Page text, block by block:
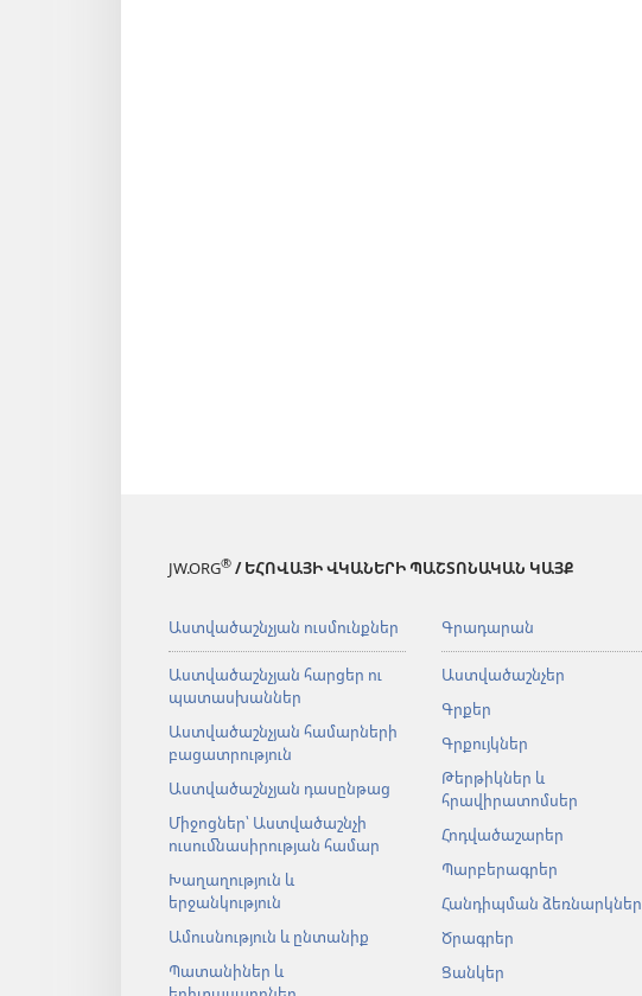
JW.ORG® / ԵՀՈՎԱՅԻ ՎԿԱՆԵՐԻ ՊԱՇՏՈՆԱԿԱՆ ԿԱՅՔ
Աստվածաշնչյան ուսմունքներ
Աստվածաշնչյան հարցեր ու
պատասխաններ
Աստվածաշնչյան համարների
բացատրություն
Աստվածաշնչյան դասընթաց
Միջոցներ՝ Աստվածաշնչի
ուսումնասիրության համար
Խաղաղություն և
երջանկություն
Ամուսնություն և ընտանիք
Պատանիներ և
Գրադարան
Աստվածաշնչեր
Գրքեր
Գրքույկներ
Թերթիկներ և
հրավիրատոմսեր
Հոդվածաշարեր
Պարբերագրեր
Հանդիպման ձեռնարկներ
Ծրագրեր
Ցանկեր